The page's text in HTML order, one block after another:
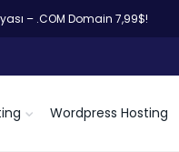
– .COM Domain 7,99$!
Wordpress Hosting